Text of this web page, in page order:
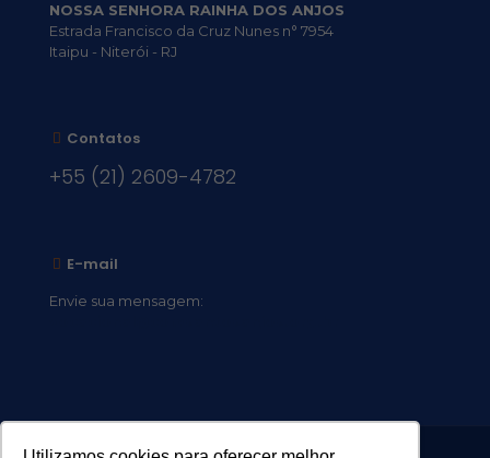
NOSSA SENHORA RAINHA DOS ANJOS
Estrada Francisco da Cruz Nunes n° 7954
Itaipu - Niterói - RJ
Contatos
+55 (21) 2609-4782
E-mail
Envie sua mensagem: